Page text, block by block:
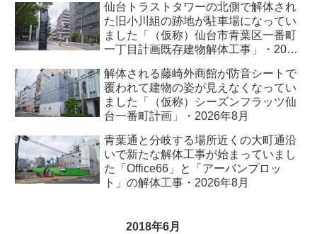
仙台トラストタワーの北側で解体され
た旧小川組の跡地が駐車場になってい
ました「（仮称）仙台市青葉区一番町
一丁目計画既存建物解体工事」・2026
解体される藤崎外商館が防音シートで
覆われて建物の姿が見えなくなってい
ました「（仮称）シーズンフラッツ仙
台一番町計画」・2026年8月
青葉通と分岐する場所近くの大町通沿
いで新たな解体工事が始まっていまし
た「Office66」と「アーバンプロッ
ト」の解体工事・2026年8月
2018年6月